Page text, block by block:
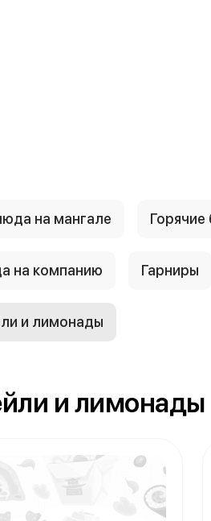
на мангале
на компанию Гарниры
и лимонады
и лимонады